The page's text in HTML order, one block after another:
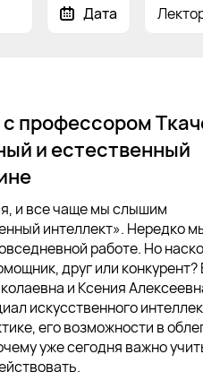
Дата
профессором
и естественный
и все чаще мы слышим
интеллект». Нередко
работе. Но
друг или конкурент?
и Ксения
искусственного
его возможности в
уже сегодня важно